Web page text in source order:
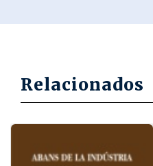
Relacionados